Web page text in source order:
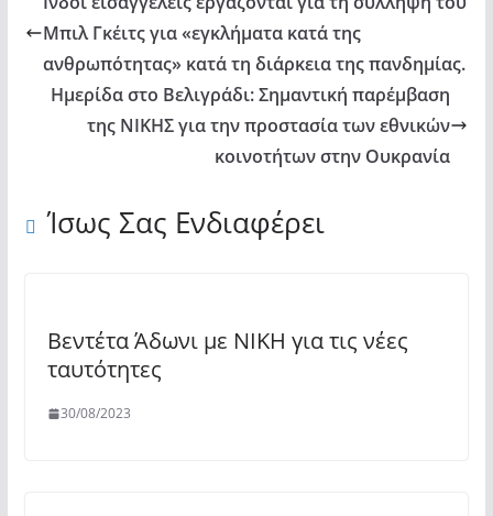
Μπιλ Γκέιτς για «εγκλήματα κατά της
ανθρωπότητας» κατά τη διάρκεια της πανδημίας.
Ημερίδα στο Βελιγράδι: Σημαντική παρέμβαση
της ΝΙΚΗΣ για την προστασία των εθνικών
κοινοτήτων στην Ουκρανία
Ίσως Σας Ενδιαφέρει
Βεντέτα Άδωνι με ΝΙΚΗ για τις νέες
ταυτότητες
30/08/2023